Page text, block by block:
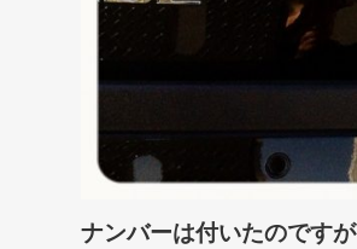
ナンバーは付いたのです